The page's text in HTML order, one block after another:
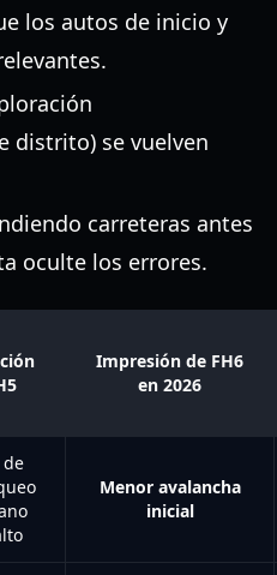
los autos de inicio y
distrito) se vuelven
carreteras antes
oculte los errores.
Impresión de FH6
en 2026
de
Menor avalancha
inicial